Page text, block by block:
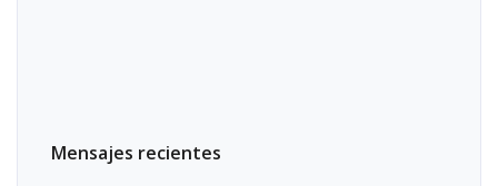
Mensajes recientes